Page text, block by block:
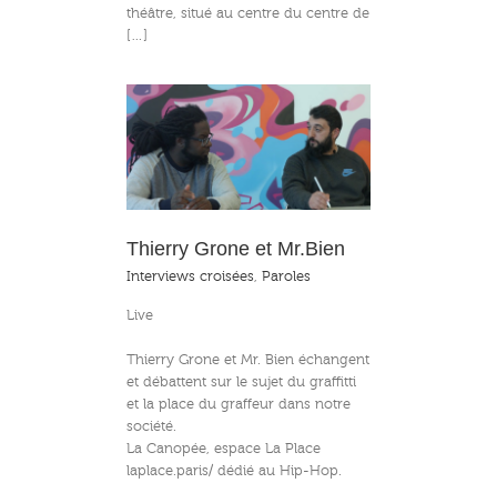
théâtre, situé au centre du centre de
[…]
Thierry Grone et Mr.Bien
Interviews croisées Paroles
Live
Thierry Grone et Mr. Bien échangent
et débattent sur le sujet du graffitti
et la place du graffeur dans notre
société.
La Canopée, espace La Place
laplace.paris/ dédié au Hip-Hop.